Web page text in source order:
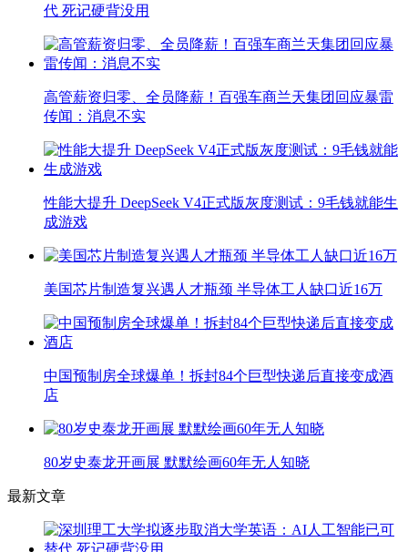
代 死记硬背没用
高管薪资归零、全员降薪！百强车商兰天集团回应暴雷
传闻：消息不实
性能大提升 DeepSeek V4正式版灰度测试：9毛钱就能生
成游戏
美国芯片制造复兴遇人才瓶颈 半导体工人缺口近16万
中国预制房全球爆单！拆封84个巨型快递后直接变成酒
店
80岁史泰龙开画展 默默绘画60年无人知晓
最新文章